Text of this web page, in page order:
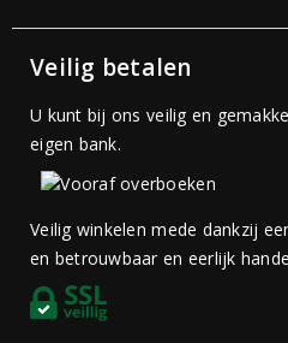
Veilig betalen
U kunt bij ons veilig en
eigen bank.
Veilig winkelen mede dankzij
en betrouwbaar en eerlijk